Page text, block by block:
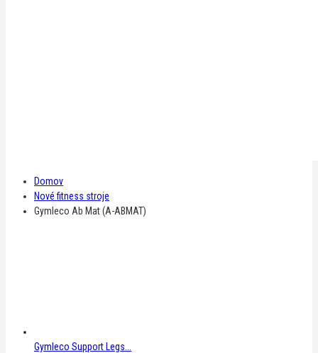
Domov
Nové fitness stroje
Gymleco Ab Mat (A-ABMAT)
Gymleco Support Legs...